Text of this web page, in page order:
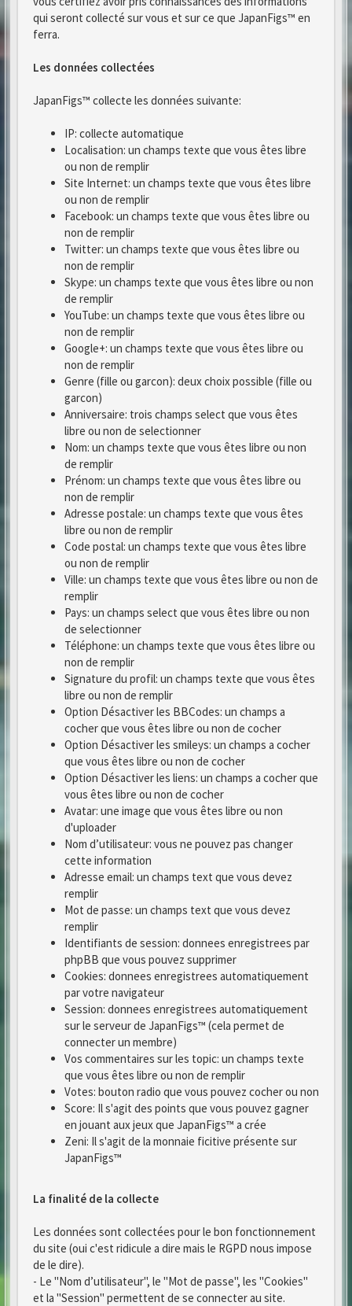
qui seront collecté sur vous et sur ce que JapanFigs™ en
ferra.
Les données collectées
JapanFigs™ collecte les données suivante:
IP: collecte automatique
Localisation: un champs texte que vous êtes libre
ou non de remplir
Site Internet: un champs texte que vous êtes libre
ou non de remplir
Facebook: un champs texte que vous êtes libre ou
non de remplir
Twitter: un champs texte que vous êtes libre ou
non de remplir
Skype: un champs texte que vous êtes libre ou non
de remplir
YouTube: un champs texte que vous êtes libre ou
non de remplir
Google+: un champs texte que vous êtes libre ou
non de remplir
Genre (fille ou garcon): deux choix possible (fille ou
garcon)
Anniversaire: trois champs select que vous êtes
libre ou non de selectionner
Nom: un champs texte que vous êtes libre ou non
de remplir
Prénom: un champs texte que vous êtes libre ou
non de remplir
Adresse postale: un champs texte que vous êtes
libre ou non de remplir
Code postal: un champs texte que vous êtes libre
ou non de remplir
Ville: un champs texte que vous êtes libre ou non de
remplir
Pays: un champs select que vous êtes libre ou non
de selectionner
Téléphone: un champs texte que vous êtes libre ou
non de remplir
Signature du profil: un champs texte que vous êtes
libre ou non de remplir
Option Désactiver les BBCodes: un champs a
cocher que vous êtes libre ou non de cocher
Option Désactiver les smileys: un champs a cocher
que vous êtes libre ou non de cocher
Option Désactiver les liens: un champs a cocher que
vous êtes libre ou non de cocher
Avatar: une image que vous êtes libre ou non
d'uploader
Nom d’utilisateur: vous ne pouvez pas changer
cette information
Adresse email: un champs text que vous devez
remplir
Mot de passe: un champs text que vous devez
remplir
Identifiants de session: donnees enregistrees par
phpBB que vous pouvez supprimer
Cookies: donnees enregistrees automatiquement
par votre navigateur
Session: donnees enregistrees automatiquement
sur le serveur de JapanFigs™ (cela permet de
connecter un membre)
Vos commentaires sur les topic: un champs texte
que vous êtes libre ou non de remplir
Votes: bouton radio que vous pouvez cocher ou non
Score: Il s'agit des points que vous pouvez gagner
en jouant aux jeux que JapanFigs™ a crée
Zeni: Il s'agit de la monnaie ficitive présente sur
JapanFigs™
La finalité de la collecte
Les données sont collectées pour le bon fonctionnement
du site (oui c'est ridicule a dire mais le RGPD nous impose
de le dire).
- Le "Nom d’utilisateur", le "Mot de passe", les "Cookies"
et la "Session" permettent de se connecter au site.